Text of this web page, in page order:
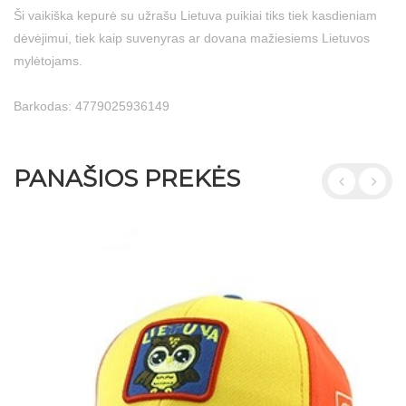
Ši vaikiška kepurė su užrašu Lietuva puikiai tiks tiek kasdieniam
dėvėjimui, tiek kaip suvenyras ar dovana mažiesiems Lietuvos
mylėtojams.
Barkodas: 4779025936149
PANAŠIOS PREKĖS